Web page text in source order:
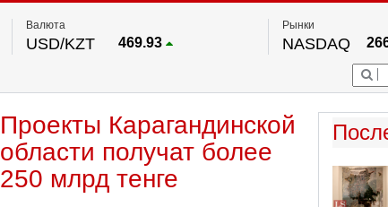
Валюта
USD/KZT 469.93
Рынки
NASDAQ
FTSE 100
S&P 500
Проекты Карагандинской
области получат более
250 млрд тенге